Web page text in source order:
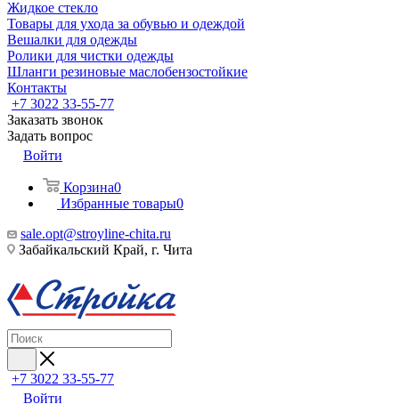
Жидкое стекло
Товары для ухода за обувью и одеждой
Вешалки для одежды
Ролики для чистки одежды
Шланги резиновые маслобензостойкие
Контакты
+7 3022 33-55-77
Заказать звонок
Задать вопрос
Войти
Корзина0
Избранные товары0
sale.opt@stroyline-chita.ru
Забайкальский Край, г. Чита
+7 3022 33-55-77
Войти